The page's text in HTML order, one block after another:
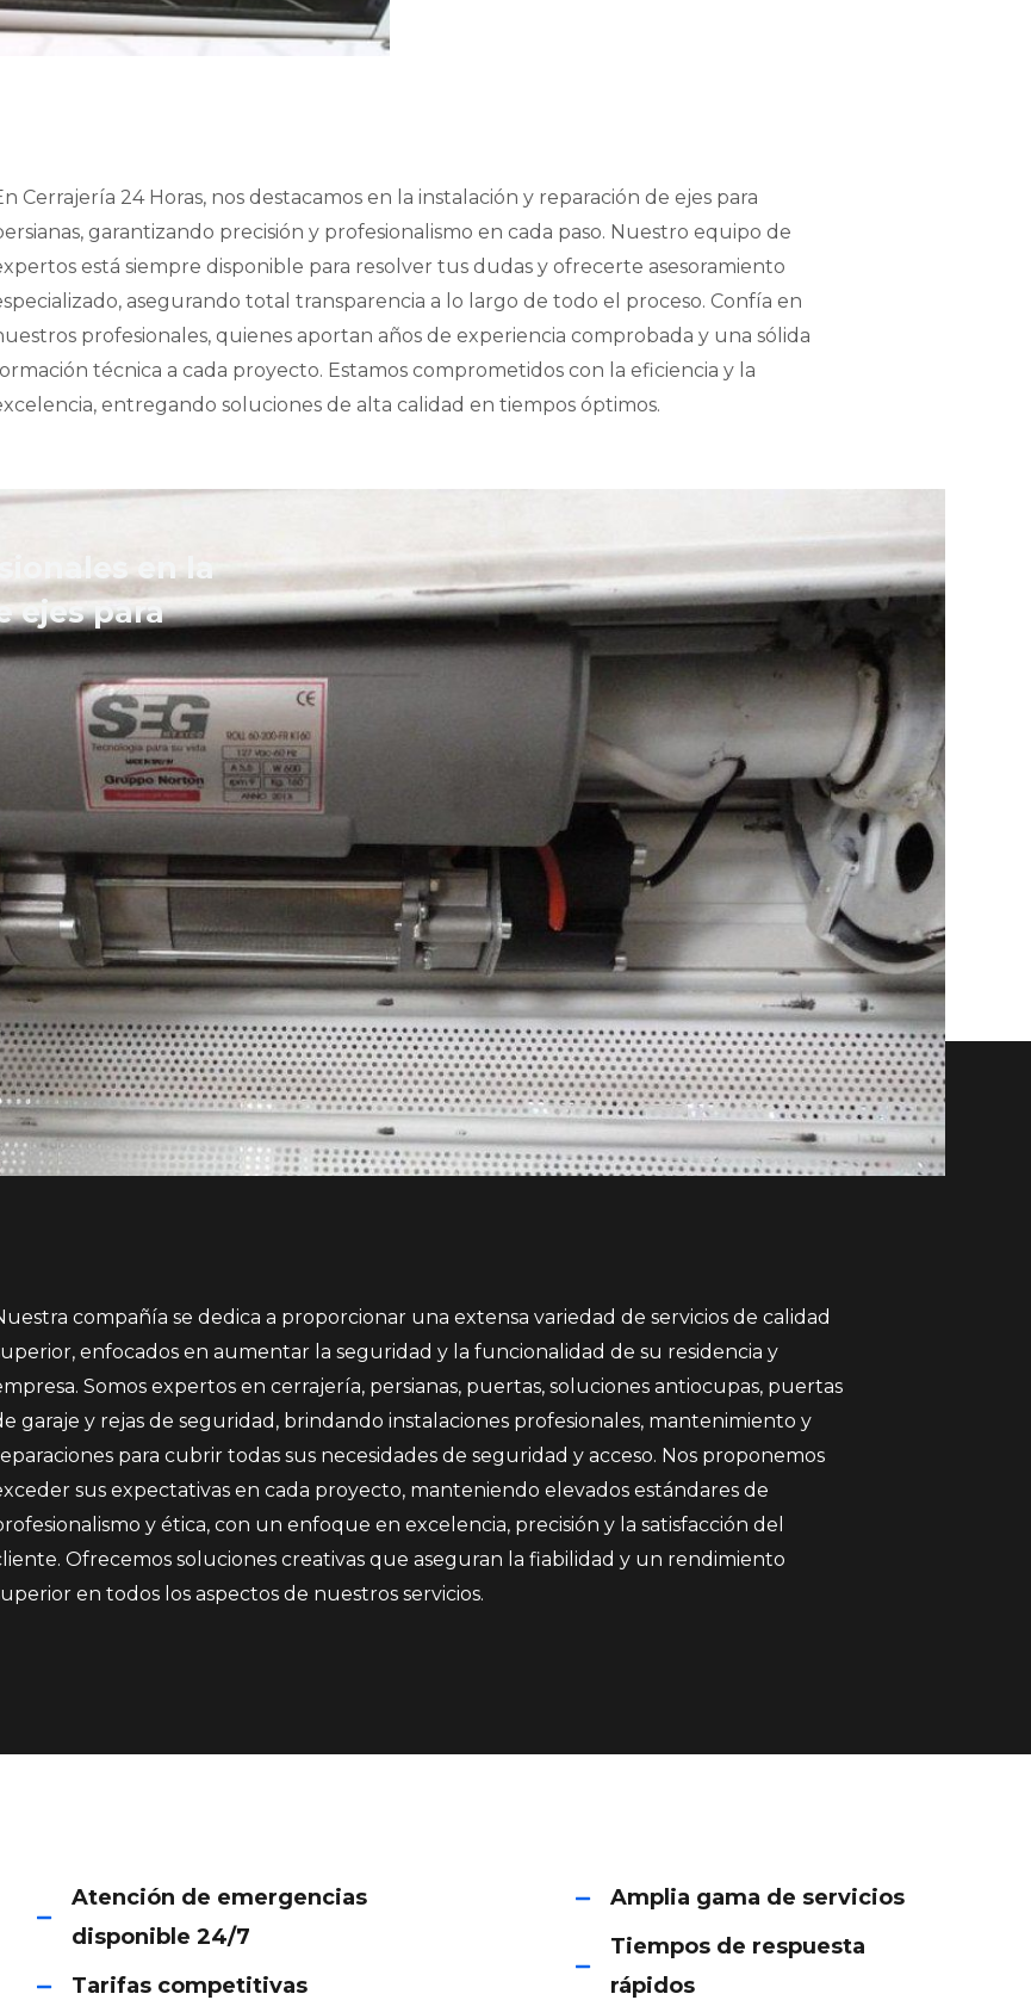
Cerrajería 24 Horas, nos destacamos en la instalación y reparación de ejes para
garantizando precisión y profesionalismo en cada paso. Nuestro equipo de
está siempre disponible para resolver tus dudas y ofrecerte asesoramiento
asegurando total transparencia a lo largo de todo el proceso. Confía en
profesionales, quienes aportan años de experiencia comprobada y una sólida
técnica a cada proyecto. Estamos comprometidos con la eficiencia y la
entregando soluciones de alta calidad en tiempos óptimos.
en la
ejes para
compañía se dedica a proporcionar una extensa variedad de servicios de calidad
enfocados en aumentar la seguridad y la funcionalidad de su residencia y
Somos expertos en cerrajería, persianas, puertas, soluciones antiocupas, puertas
garaje y rejas de seguridad, brindando instalaciones profesionales, mantenimiento y
para cubrir todas sus necesidades de seguridad y acceso. Nos proponemos
sus expectativas en cada proyecto, manteniendo elevados estándares de
y ética, con un enfoque en excelencia, precisión y la satisfacción del
Ofrecemos soluciones creativas que aseguran la fiabilidad y un rendimiento
en todos los aspectos de nuestros servicios.
Atención de emergencias
disponible 24/7
Tarifas competitivas
Amplia gama de servicios
Tiempos de respuesta
rápidos